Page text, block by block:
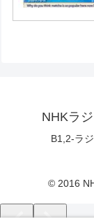
NHKラ
B1,2-ラ
© 2016